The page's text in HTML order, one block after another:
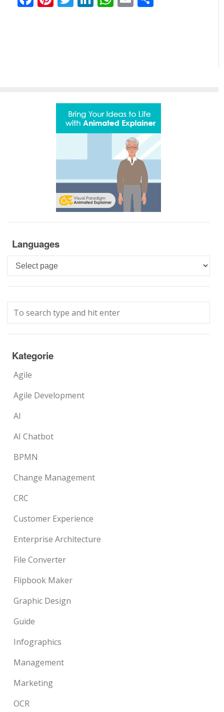
Languages
Languages
Kategorie
Agile
Agile Development
AI
AI Chatbot
BPMN
Change Management
CRC
Customer Experience
Enterprise Architecture
File Converter
Flipbook Maker
Graphic Design
Guide
Infographics
Management
Marketing
OCR